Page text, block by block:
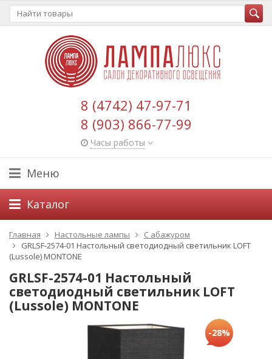
8 (4742) 47-97-71
8 (903) 866-77-99
Часы работы
Меню
Каталог
Главная Настольные лампы
С абажуром
GRLSF-2574-01 Настольный светодиодный светильник LOFT
(Lussole) MONTONE
GRLSF-2574-01 Настольный
светодиодный светильник LOFT
(Lussole) MONTONE
-28%